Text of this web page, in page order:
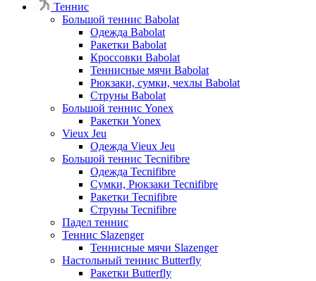
Теннис
Большой теннис Babolat
Одежда Babolat
Ракетки Babolat
Кроссовки Babolat
Теннисные мячи Babolat
Рюкзаки, сумки, чехлы Babolat
Струны Babolat
Большой теннис Yonex
Ракетки Yonex
Vieux Jeu
Одежда Vieux Jeu
Большой теннис Tecnifibre
Одежда Tecnifibre
Сумки, Рюкзаки Tecnifibre
Ракетки Tecnifibre
Струны Tecnifibre
Падел теннис
Теннис Slazenger
Теннисные мячи Slazenger
Настольный теннис Butterfly
Ракетки Butterfly